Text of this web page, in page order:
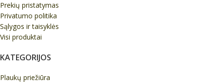
Prekių pristatymas
Privatumo politika
Sąlygos ir taisyklės
Visi produktai
KATEGORIJOS
Plaukų priežiūra